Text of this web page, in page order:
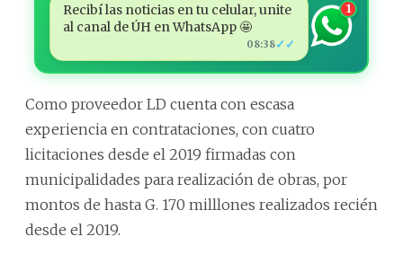
Recibí las noticias en tu celular, unite
al canal de ÚH en WhatsApp 🤩
08:38✓✓
1
Como proveedor LD cuenta con escasa
experiencia en contrataciones, con cuatro
licitaciones desde el 2019 firmadas con
municipalidades para realización de obras, por
montos de hasta G. 170 milllones realizados recién
desde el 2019.